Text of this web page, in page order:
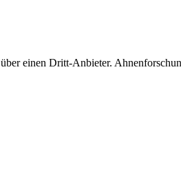
einen Dritt-Anbieter.